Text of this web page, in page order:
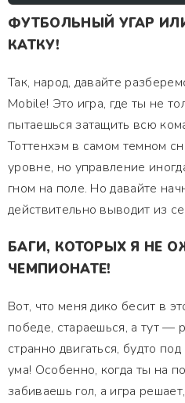
ФУТБОЛЬНЫЙ УГАР
КАТКУ!
Так, народ, давайте
Mobile! Это игра, где ты не
пытаешься затащить всю
Тоттенхэм в самом темном
уровне, но управление
гном на поле. Но давайте
действительно выводит из
БАГИ, КОТОРЫХ Я НЕ
ЧЕМПИОНАТЕ!
Вот, что меня дико бесит в
победе, стараешься, а тут —
странно двигаться, будто
ума! Особенно, когда ты на
забиваешь гол, а игра